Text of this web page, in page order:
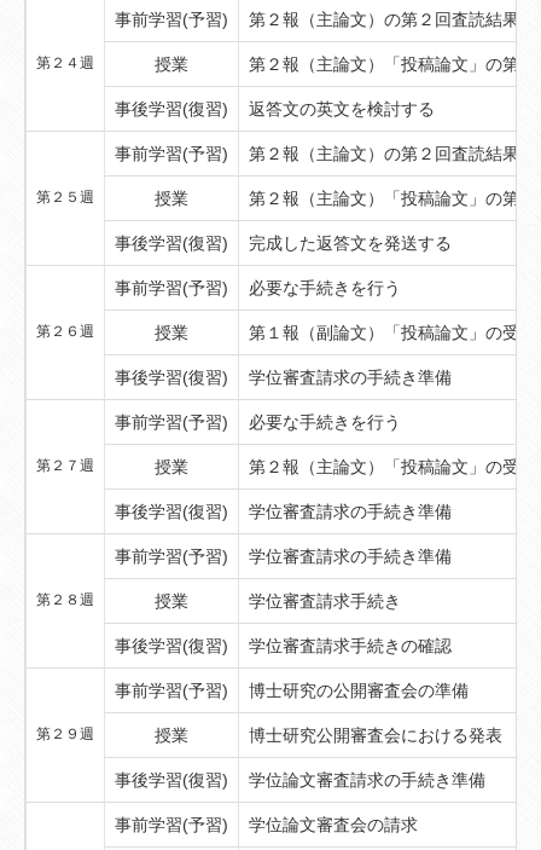
第２４週
事前学習(予習) 第２報（主論文）の第２回査読結果を
授業 第２報（主論文）「投稿論文」の第
事後学習(復習) 返答文の英文を検討する
第２５週
事前学習(予習) 第２報（主論文）の第２回査読結果を
授業 第２報（主論文）「投稿論文」の第
事後学習(復習) 完成した返答文を発送する
第２６週
事前学習(予習) 必要な手続きを行う
授業 第１報（副論文）「投稿論文」の受理
事後学習(復習) 学位審査請求の手続き準備
第２７週
事前学習(予習) 必要な手続きを行う
授業 第２報（主論文）「投稿論文」の受理
事後学習(復習) 学位審査請求の手続き準備
第２８週
事前学習(予習) 学位審査請求の手続き準備
授業 学位審査請求手続き
事後学習(復習) 学位審査請求手続きの確認
第２９週
事前学習(予習) 博士研究の公開審査会の準備
授業 博士研究公開審査会における発表
事後学習(復習) 学位論文審査請求の手続き準備
事前学習(予習) 学位論文審査会の請求